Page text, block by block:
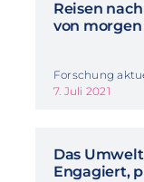
Reisen
von morgen
Forschung
7. Juli 2021
Das
Engagiert,